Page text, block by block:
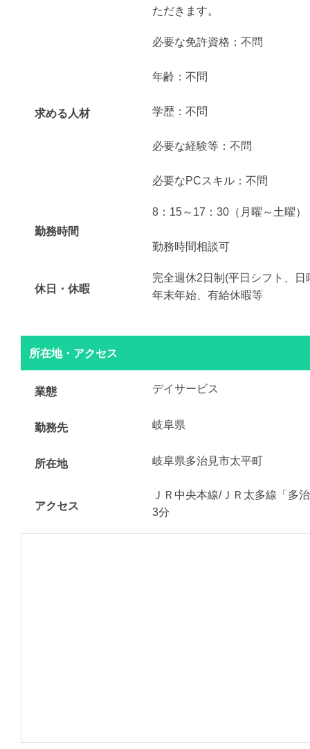
ただきます。
求める人材
必要な免許資格：不問
年齢：不問
学歴：不問
必要な経験等：不問
必要なPCスキル：不問
勤務時間
8：15～17：30（月曜～土曜）
勤務時間相談可
休日・休暇
完全週休2日制(平日シフト、日
年末年始、有給休暇等
所在地・アクセス
業態 デイサービス
勤務先 岐阜県
所在地 岐阜県多治見市太平町
アクセス
ＪＲ中央本線/ＪＲ太多線「多
3分